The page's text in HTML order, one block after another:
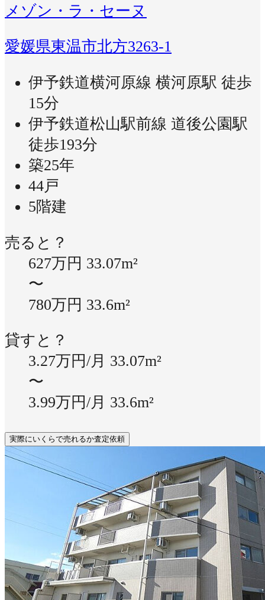
メゾン・ラ・セーヌ
愛媛県東温市北方3263-1
伊予鉄道横河原線 横河原駅 徒歩
15分
伊予鉄道松山駅前線 道後公園駅
徒歩193分
築25年
44戸
5階建
売ると？
627万円 33.07m²
〜
780万円 33.6m²
貸すと？
3.27万円/月 33.07m²
〜
3.99万円/月 33.6m²
実際にいくらで売れるか査定依頼